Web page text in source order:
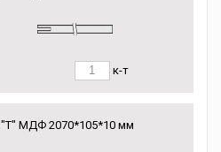
к-т
МДФ 2070*105*10 мм